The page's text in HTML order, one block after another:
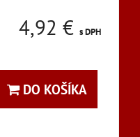
4,92 € s DPH
DO KOŠÍKA